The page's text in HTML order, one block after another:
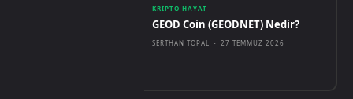
KRIPTO HAYAT
GEOD Coin (GEODNET) Nedir?
SERTHAN TOPAL - 27 TEMMUZ 2026